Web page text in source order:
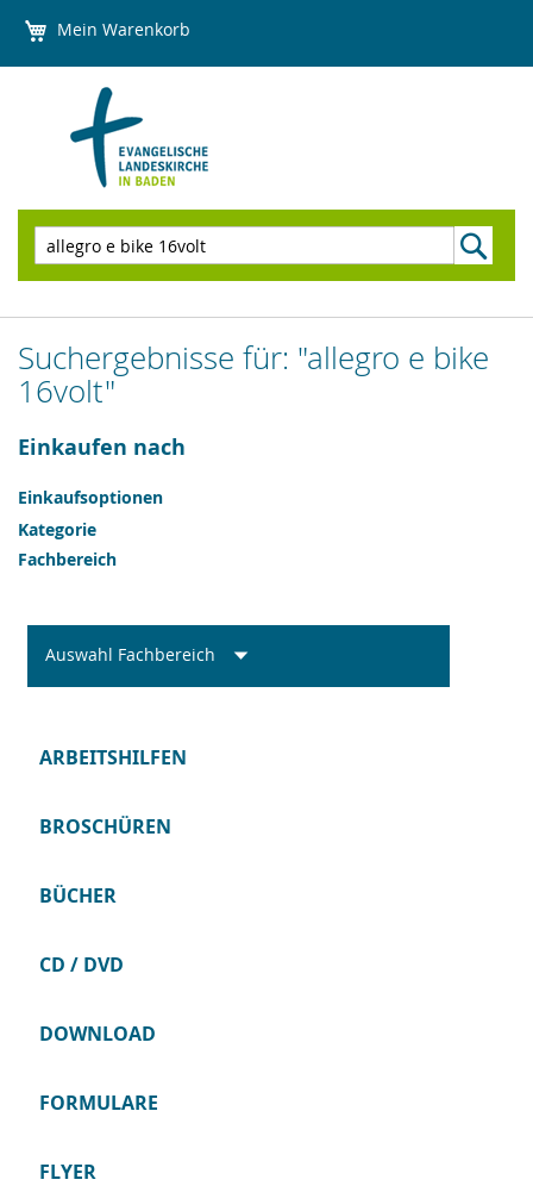
Mein Warenkorb
zum
Suchen
Suchergebnisse für: "allegro e bike
16volt"
Einkaufen nach
Einkaufsoptionen
Kategorie
Fachbereich
Auswahl Fachbereich
ARBEITSHILFEN
BROSCHÜREN
BÜCHER
CD / DVD
DOWNLOAD
FORMULARE
FLYER